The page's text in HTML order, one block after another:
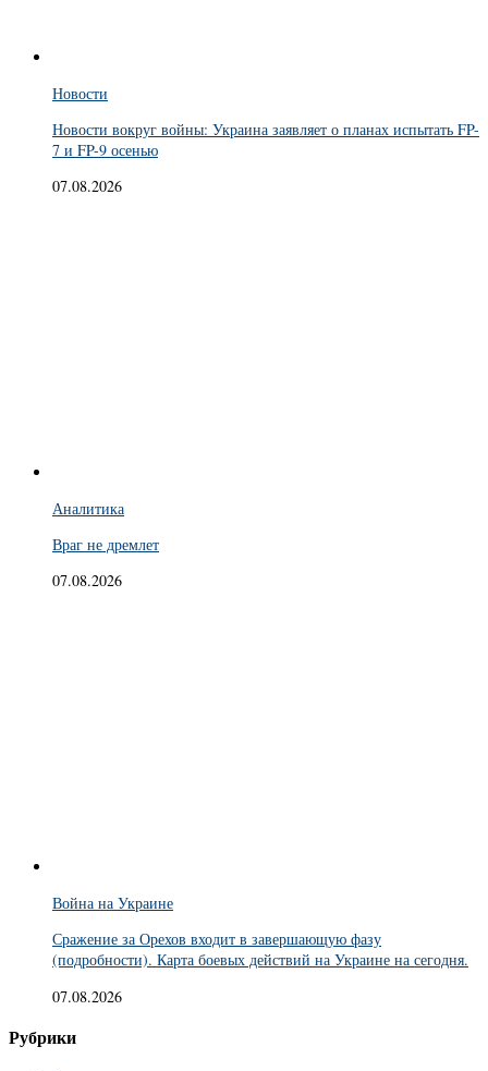
Новости
Новости вокруг войны: Украина заявляет о планах испытать FP-
7 и FP-9 осенью
07.08.2026
Аналитика
Враг не дремлет
07.08.2026
Война на Украине
Сражение за Орехов входит в завершающую фазу
(подробности). Карта боевых действий на Украине на сегодня.
07.08.2026
Рубрики